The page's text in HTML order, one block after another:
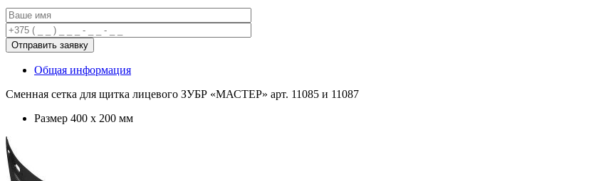
Общая информация
Сменная сетка для щитка лицевого ЗУБР «МАСТЕР» арт. 11085 и 11087
Размер 400 x 200 мм